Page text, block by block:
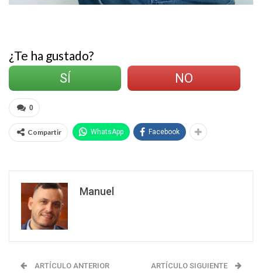
¿Te ha gustado?
SÍ
NO
0
Compartir WhatsApp Facebook
Manuel
ARTÍCULO ANTERIOR ARTÍCULO SIGUIENTE